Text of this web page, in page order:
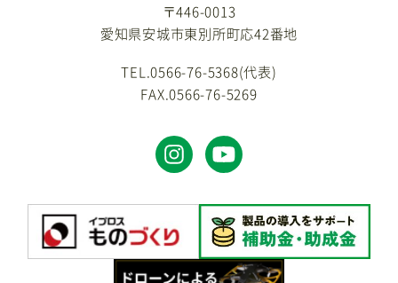
〒446-0013
愛知県安城市東別所町応42番地
TEL.0566-76-5368(代表)
FAX.0566-76-5269